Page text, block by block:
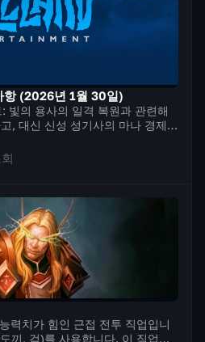
항 (2026년 1월 30일)
의 용사의 일격 복원과 관련해
, 대신 신성 성기사의 마나 경제와
사용을 장려하여 비슷한 결과를 얻
력치가 힘인 근접 전투 직업입니
끼, 검)를 사용합니다. 이 직업의